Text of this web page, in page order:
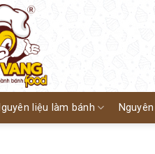
liệu làm bánh